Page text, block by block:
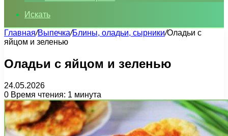
Искать
Главная/Выпечка/Блины, оладьи, сырники/Оладьи с
яйцом и зеленью
Оладьи с яйцом и зеленью
24.05.2026
0 Время чтения: 1 минута